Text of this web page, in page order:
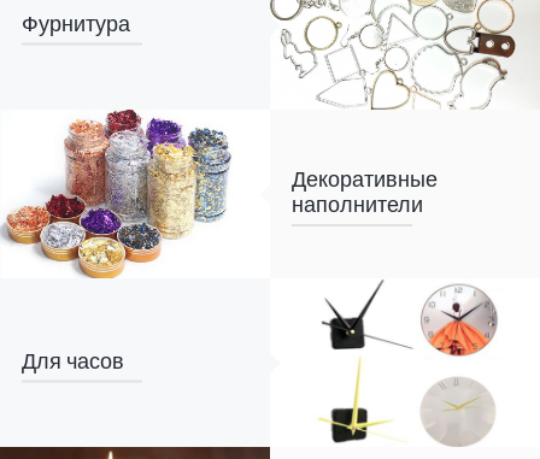
Фурнитура
Декоративные
наполнители
Для часов